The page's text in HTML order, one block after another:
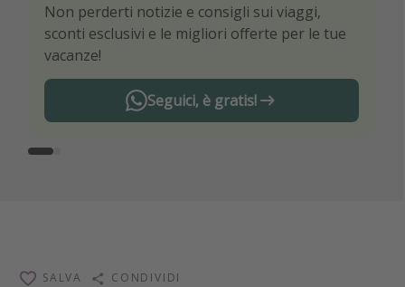
Non perderti notizie e consigli sui viaggi,
sconti esclusivi e le migliori offerte per le tue
vacanze!
Seguici, è gratis!
Sii il primo a conoscere le migliori offerte di
viaggio
SALVA CONDIVIDI